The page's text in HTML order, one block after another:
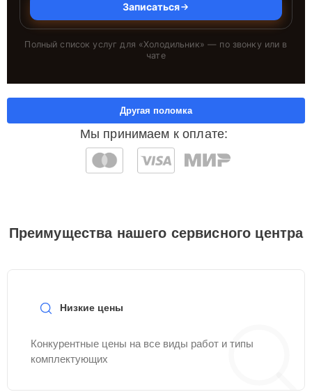
Записаться
Полный список услуг для «Холодильник» — по звонку или в
чате
Мы принимаем к оплате:
Другая поломка
Преимущества нашего сервисного центра
Низкие цены
Конкурентные цены на все виды работ и типы
комплектующих